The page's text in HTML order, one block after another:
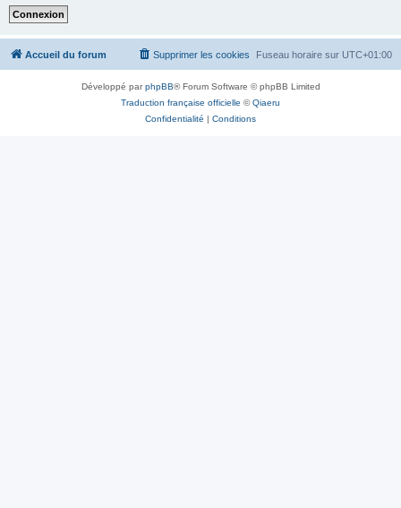
Accueil du forum Fuseau horaire sur UTC+01:00
Supprimer les cookies
Développé parphpBB® Forum Software © phpBB Limited
Traduction française officielle ©Qiaeru
Confidentialité | Conditions